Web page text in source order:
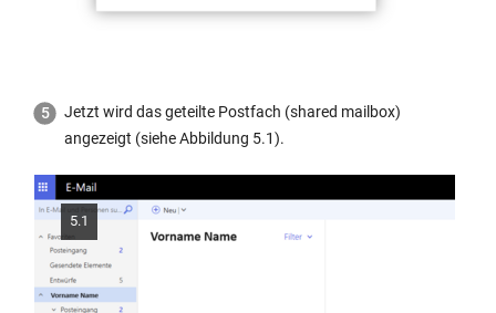
Jetzt wird das geteilte Postfach (shared mailbox)
angezeigt (siehe Abbildung 5.1).
5.1